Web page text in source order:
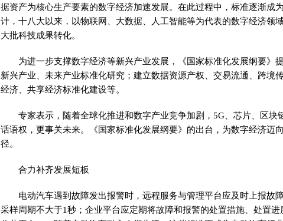
据资产为核心生产要素的数字经济加速发展。在此过程中，标准逐渐成
计，十八大以来，以物联网、大数据、人工智能等为代表的数字经济领
大批科技成果转化。
为进一步支撑数字经济等新兴产业发展，《国家标准化发展纲要》
新兴产业、未来产业标准化研究；建立数据资源产权、交易流通、跨境
经济、共享经济标准化建设等。
专家表示，随着全球化推进和数字产业竞争加剧，5G、芯片、区块
话语权，更事关未来。《国家标准化发展纲要》的出台，为数字经济迈
径。
合力补齐发展短板
电动汽车遇到故障发出报警时，远程服务与管理平台应及时上报故
采样周期不大于1秒；企业平台应定期将故障和报警的处置措施、处置